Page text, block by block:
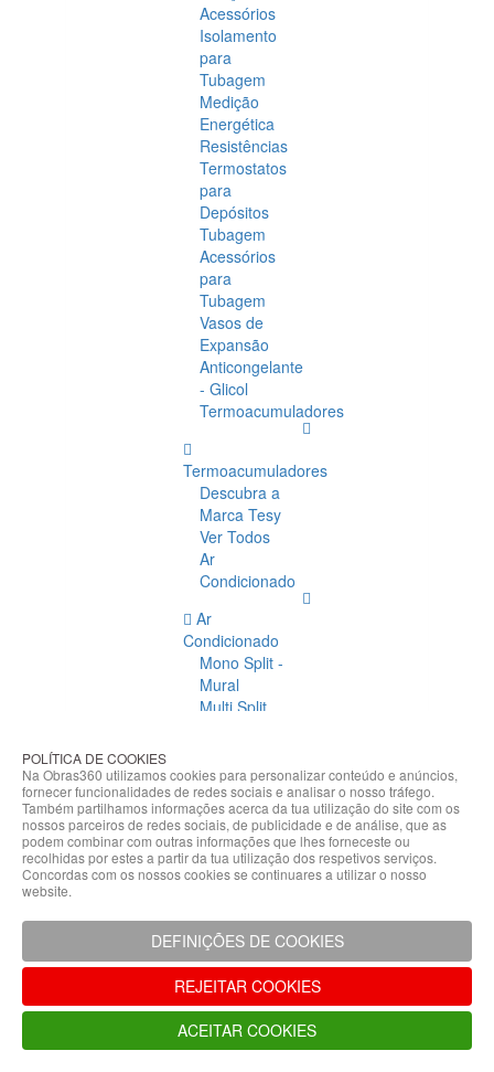
Acessórios
Isolamento
para
Tubagem
Medição
Energética
Resistências
Termostatos
para
Depósitos
Tubagem
Acessórios
para
Tubagem
Vasos de
Expansão
Anticongelante
- Glicol
Termoacumuladores
Termoacumuladores
Descubra a
Marca Tesy
Ver Todos
Ar
Condicionado
Ar
Condicionado
Mono Split -
Mural
Multi Split
Condicionado
Acessórios
Climatização
Acessórios
Climatização
Hidráulicas
Controladores
Fixações e
Acessórios
Isolamento
para
Tubagem
POLÍTICA DE COOKIES
Na Obras360 utilizamos cookies para personalizar conteúdo e anúncios,
fornecer funcionalidades de redes sociais e analisar o nosso tráfego.
Também partilhamos informações acerca da tua utilização do site com os
nossos parceiros de redes sociais, de publicidade e de análise, que as
podem combinar com outras informações que lhes forneceste ou
recolhidas por estes a partir da tua utilização dos respetivos serviços.
Concordas com os nossos cookies se continuares a utilizar o nosso
website.
DEFINIÇÕES DE COOKIES
REJEITAR COOKIES
ACEITAR COOKIES